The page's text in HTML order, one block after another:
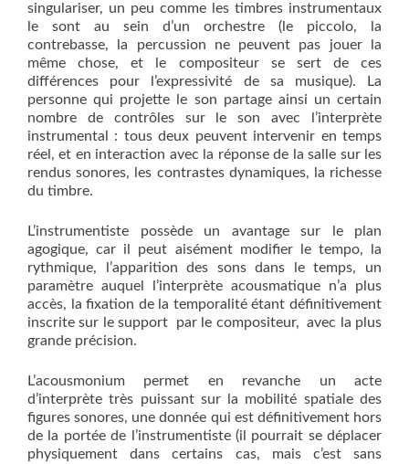
singulariser, un peu comme les timbres instrumentaux
le sont au sein d’un orchestre (le piccolo, la
contrebasse, la percussion ne peuvent pas jouer la
même chose, et le compositeur se sert de ces
différences pour l’expressivité de sa musique). La
personne qui projette le son partage ainsi un certain
nombre de contrôles sur le son avec l’interprète
instrumental : tous deux peuvent intervenir en temps
réel, et en interaction avec la réponse de la salle sur les
rendus sonores, les contrastes dynamiques, la richesse
du timbre.
L’instrumentiste possède un avantage sur le plan
agogique, car il peut aisément modifier le tempo, la
rythmique, l’apparition des sons dans le temps, un
paramètre auquel l’interprète acousmatique n’a plus
accès, la fixation de la temporalité étant définitivement
inscrite sur le support par le compositeur, avec la plus
grande précision.
L’acousmonium permet en revanche un acte
d’interprète très puissant sur la mobilité spatiale des
figures sonores, une donnée qui est définitivement hors
de la portée de l’instrumentiste (il pourrait se déplacer
physiquement dans certains cas, mais c’est sans